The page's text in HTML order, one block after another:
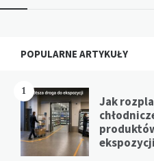
Widgets
POPULARNE ARTYKUŁY
1
Jak
ekspozycji